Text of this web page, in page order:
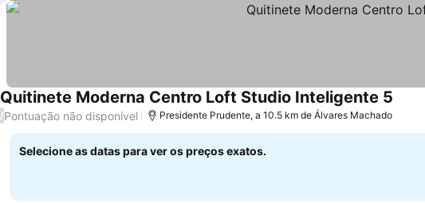
Quitinete Moderna Centro Loft Studio Inteligente 5
/Pontuação não disponível Presidente Prudente, a 10.5 km de Álvares Machado
Selecione as datas para ver os preços exatos.